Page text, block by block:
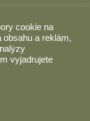
cookie na
obsahu a reklám,
vyjadrujete